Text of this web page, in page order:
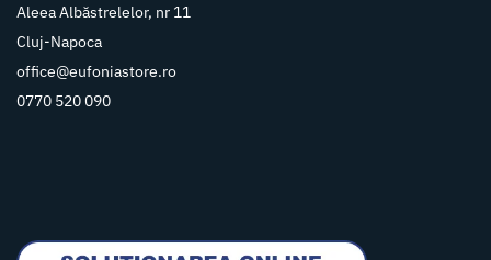
Aleea Albăstrelelor, nr 11
Cluj-Napoca
office@eufoniastore.ro
0770 520 090